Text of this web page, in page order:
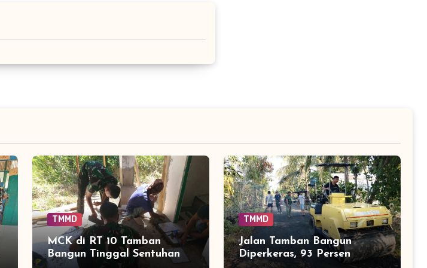
TMMD
MCK di RT 10 Tamban
Bangun Tinggal Sentuhan
TMMD
Jalan Tamban Bangun
Diperkeras, 93 Persen